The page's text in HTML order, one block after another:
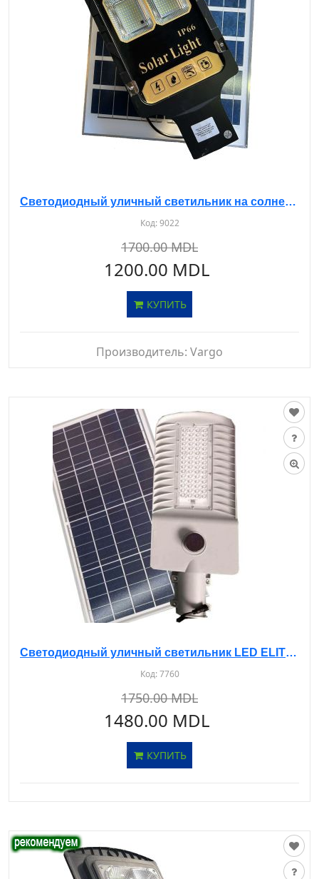
Светодиодный уличный светильник на солнечной батарее с датчиком 150W 6500K
Код:9022
1700.00 MDL
1200.00 MDL
КУПИТЬ
Производитель: Vargo
Светодиодный уличный светильник LED ELITE SMD 60W 6500K LM-101-1 серый
Код:7760
1750.00 MDL
1480.00 MDL
КУПИТЬ